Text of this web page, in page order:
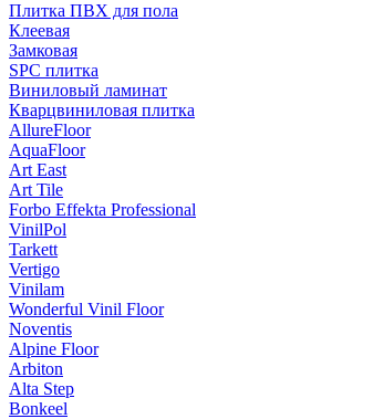
Плитка ПВХ для пола
Клеевая
Замковая
SPC плитка
Виниловый ламинат
Кварцвиниловая плитка
AllureFloor
AquaFloor
Art East
Art Tile
Forbo Effekta Professional
VinilPol
Tarkett
Vertigo
Vinilam
Wonderful Vinil Floor
Noventis
Alpine Floor
Arbiton
Alta Step
Bonkeel